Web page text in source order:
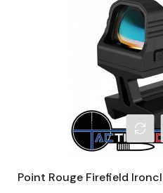
Point Rouge Firefield